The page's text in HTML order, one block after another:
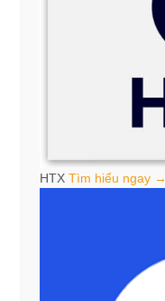
HTX Tìm hiểu ngay →